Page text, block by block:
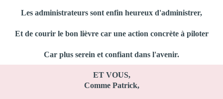
Les administrateurs sont enfin heureux d'administrer,
Et de courir le bon lièvre car une action concrète à piloter
Car plus serein et confiant dans l'avenir.
ET VOUS,
Comme Patrick,